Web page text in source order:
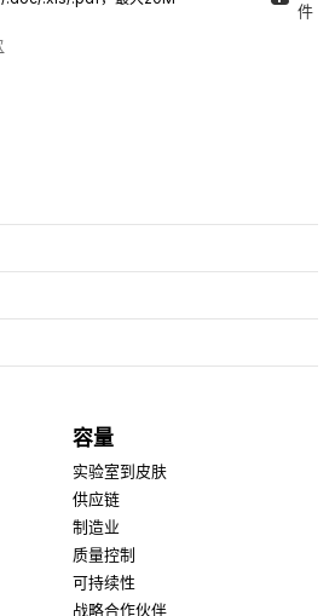
件
容量
实验室到皮肤
供应链
制造业
质量控制
可持续性
战略合作伙伴